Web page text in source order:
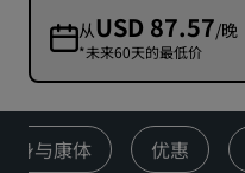
从USD 87.57/晚
*未来60天的最低价
身与康体 优惠